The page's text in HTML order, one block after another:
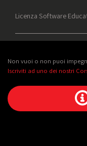
Licenza Software
Non vuoi o non puoi
Iscriviti ad uno dei nostri